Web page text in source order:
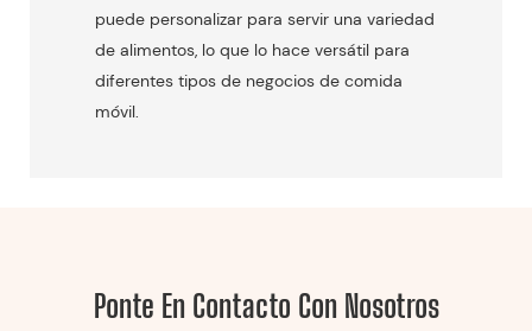
puede personalizar para servir una variedad
de alimentos, lo que lo hace versátil para
diferentes tipos de negocios de comida
móvil.
Ponte En Contacto Con Nosotros